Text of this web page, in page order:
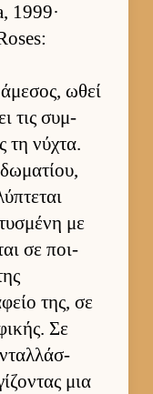
1999·
ωθεί
τις συμ­
τη νύχτα.
με
σε ποι­
της, σε
Σε
μια